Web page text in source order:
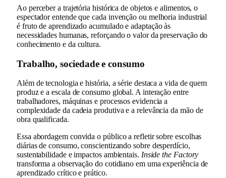
Ao perceber a trajetória histórica de objetos e alimentos, o
espectador entende que cada invenção ou melhoria industrial
é fruto de aprendizado acumulado e adaptação às
necessidades humanas, reforçando o valor da preservação do
conhecimento e da cultura.
Trabalho, sociedade e consumo
Além de tecnologia e história, a série destaca a vida de quem
produz e a escala de consumo global. A interação entre
trabalhadores, máquinas e processos evidencia a
complexidade da cadeia produtiva e a relevância da mão de
obra qualificada.
Essa abordagem convida o público a refletir sobre escolhas
diárias de consumo, conscientizando sobre desperdício,
sustentabilidade e impactos ambientais. Inside the Factory
transforma a observação do cotidiano em uma experiência de
aprendizado crítico e prático.